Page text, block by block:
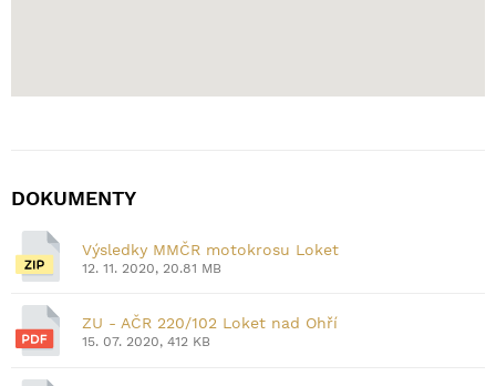
DOKUMENTY
Výsledky MMČR motokrosu Loket
12. 11. 2020, 20.81 MB
ZU - AČR 220/102 Loket nad Ohří
15. 07. 2020, 412 KB